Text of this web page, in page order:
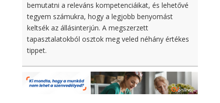
bemutatni a releváns kompetenciáikat, és lehetővé
tegyem számukra, hogy a legjobb benyomást
keltsék az állásinterjún. A megszerzett
tapasztalatokból osztok meg veled néhány értékes
tippet.